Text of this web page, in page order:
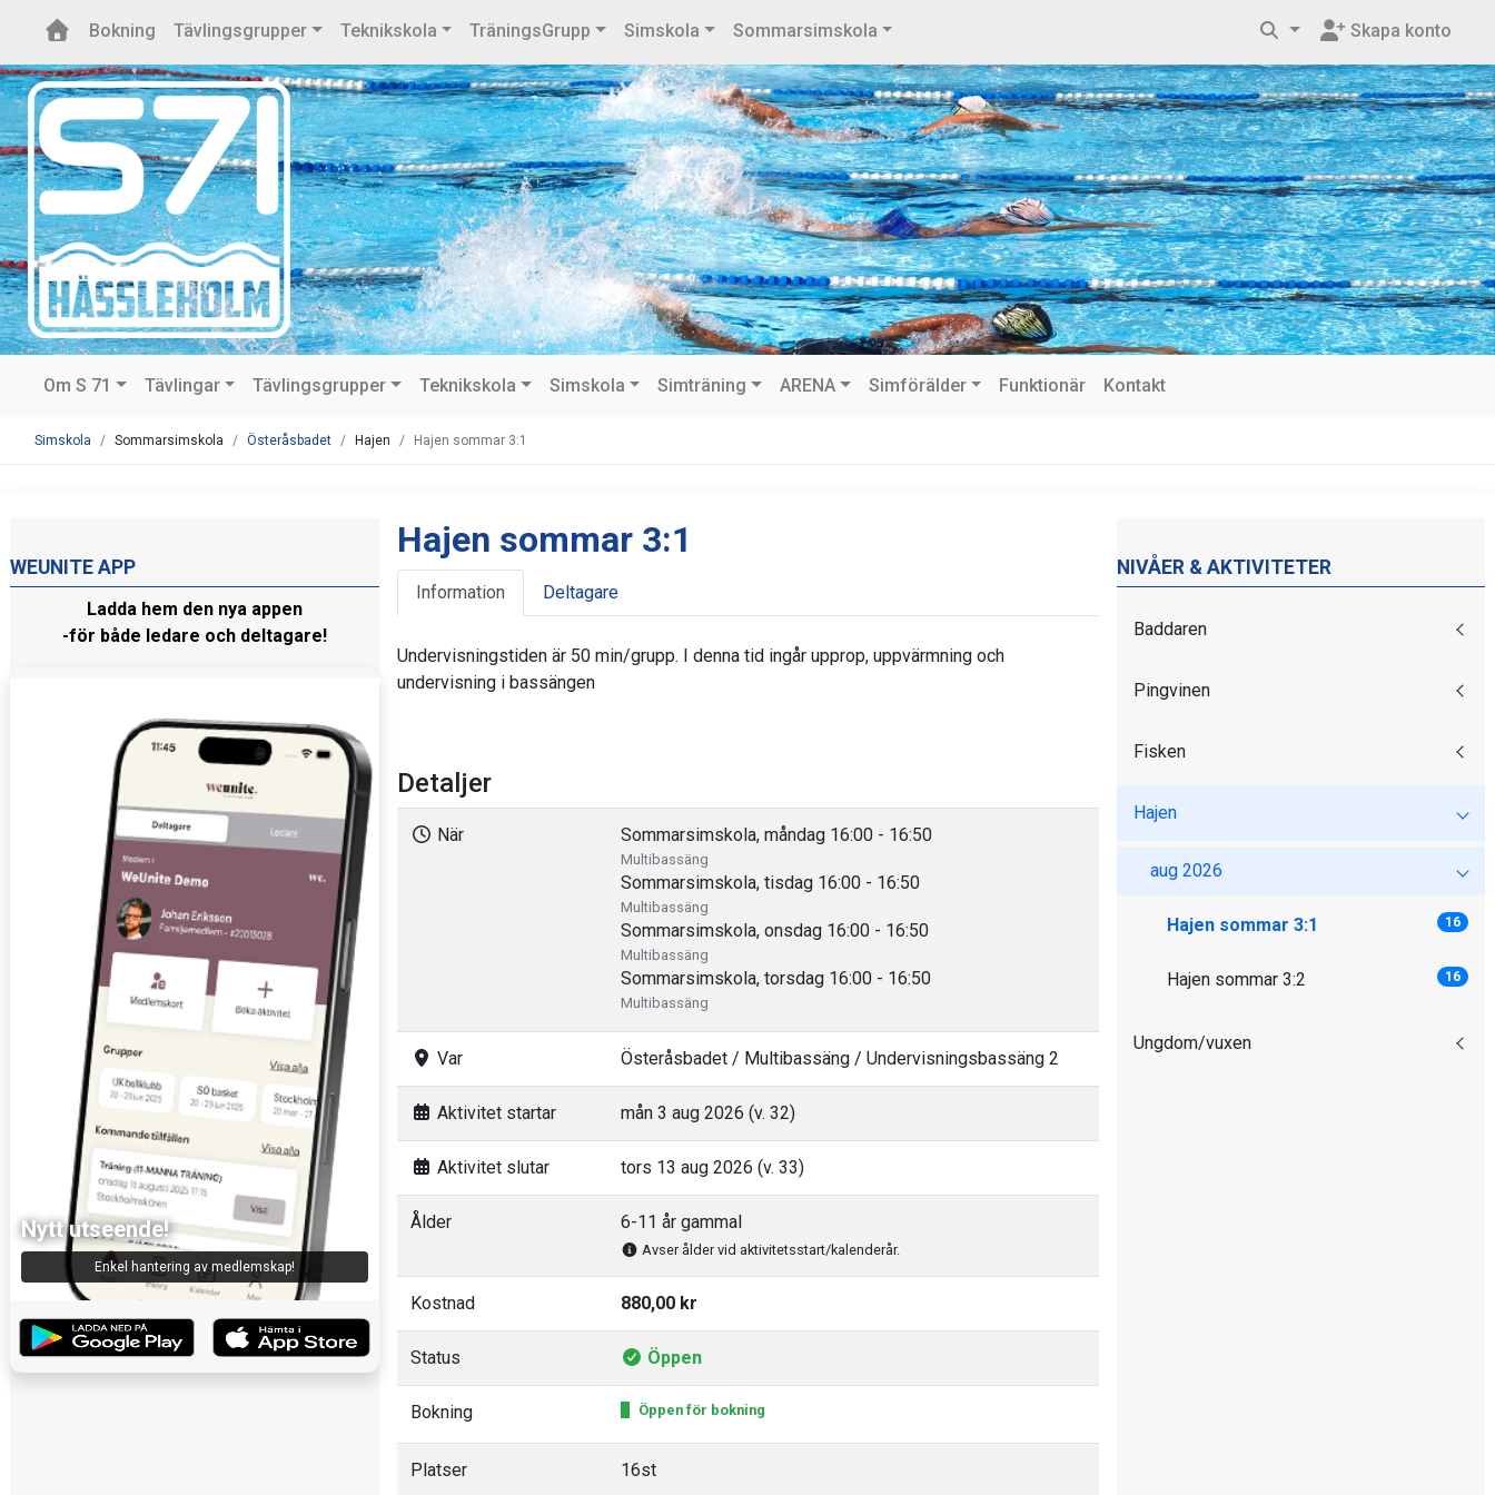
Bokning Tävlingsgrupper Teknikskola TräningsGrupp Simskola Sommarsimskola Skapa konto
Om S 71 Tävlingar Tävlingsgrupper Teknikskola Simskola Simträning ARENA Simförälder Funktionär Kontakt
Simskola Sommarsimskola Österåsbadet Hajen Hajen sommar 3:1
WEUNITE APP
Ladda hem den nya appen
-för både ledare och deltagare!
Nytt utseende!
Enkel hantering av medlemskap!
Hajen sommar 3:1
Information Deltagare
Undervisningstiden är 50 min/grupp. I denna tid ingår upprop, uppvärmning och
undervisning i bassängen
Detaljer
När Sommarsimskola, måndag 16:00 - 16:50
Multibassäng
Sommarsimskola, tisdag 16:00 - 16:50
Multibassäng
Sommarsimskola, onsdag 16:00 - 16:50
Multibassäng
Sommarsimskola, torsdag 16:00 - 16:50
Multibassäng
Var Österåsbadet / Multibassäng / Undervisningsbassäng 2
Aktivitet startar mån 3 aug 2026 (v. 32)
Aktivitet slutar tors 13 aug 2026 (v. 33)
Ålder 6-11 år gammal
Avser ålder vid aktivitetsstart/kalenderår.
Kostnad 880,00 kr
Status Öppen
Bokning Öppen för bokning
Platser 16st
NIVÅER & AKTIVITETER
Baddaren
Pingvinen
Fisken
Hajen
aug 2026
Hajen sommar 3:1 16
Hajen sommar 3:2 16
Ungdom/vuxen